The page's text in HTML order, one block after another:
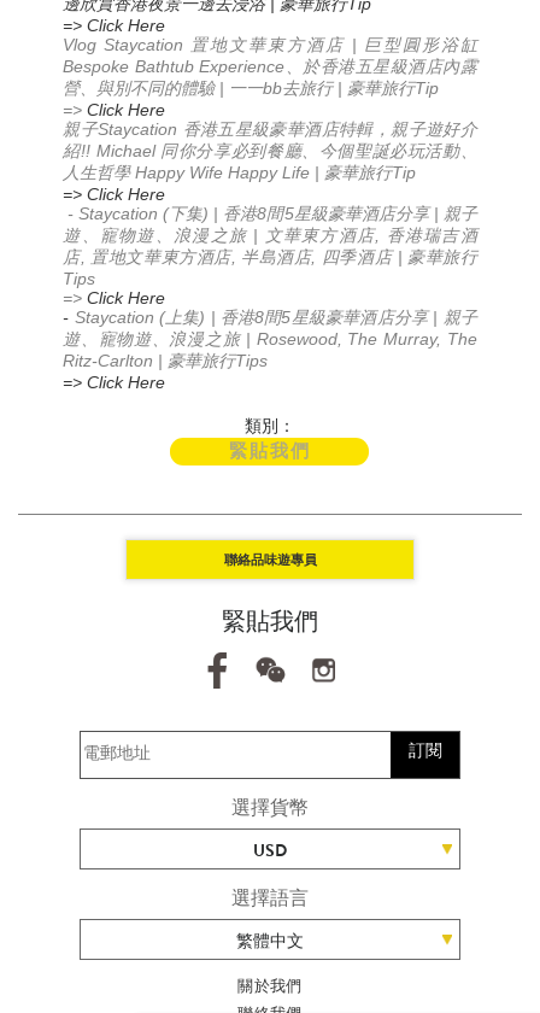
邊欣賞香港夜景一邊去浸浴 豪華旅行
=> Click Here
Vlog Staycation 置地文華東方酒店| 巨型圓形浴缸
Bespoke Bathtub Experience 、於香港五星級酒店內露
營、與別不同的體驗| 一一bb去旅行| 豪華旅行Tip
=>Click Here
親子Staycation 香港五星級豪華酒店特輯，親子遊好介
紹!! Michael 同你分享必到餐廳、今個聖誕必玩活動、
人生哲學Happy Wife Happy Life | 豪華旅行Tip
=> Click Here
- Staycation (下集) | 香港8間5星級豪華酒店分享| 親子
遊、寵物遊、浪漫之旅 | 文華東方酒店,
香港瑞吉酒
店, 置地文華東方酒店, 半島酒店, 四季酒店| 豪華旅行
Tips
=>Click Here
- Staycation (上集) | 香港8間5星級豪華酒店分享| 親子
遊、寵物遊、浪漫之旅| Rosewood, The Murray, The
Ritz-Carlton | 豪華旅行Tips
=> Click Here
類別：
緊貼我們
聯絡品味遊專員
緊貼我們
訂閱
選擇貨幣
USD
選擇語言
繁體中文
關於我們